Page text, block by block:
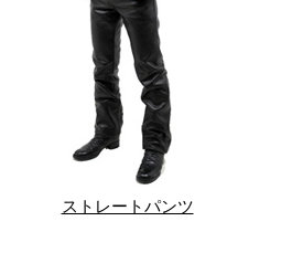
ストレートパンツ